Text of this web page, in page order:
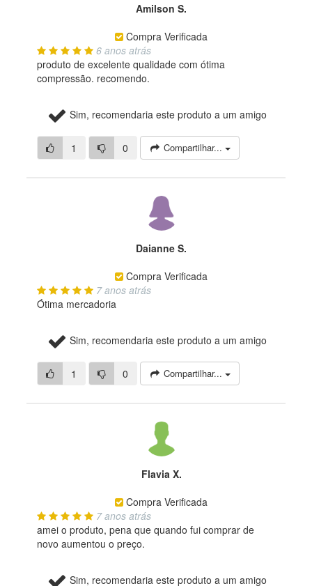
Amilson S.
Compra Verificada
6 anos atrás
produto de excelente qualidade com ótima
compressão. recomendo.
Sim, recomendaria este produto a um amigo
1 0 Compartilhar...
Daianne S.
Compra Verificada
7 anos atrás
Ótima mercadoria
Sim, recomendaria este produto a um amigo
1 0 Compartilhar...
Flavia X.
Compra Verificada
7 anos atrás
amei o produto, pena que quando fui comprar de
novo aumentou o preço.
Sim, recomendaria este produto a um amigo